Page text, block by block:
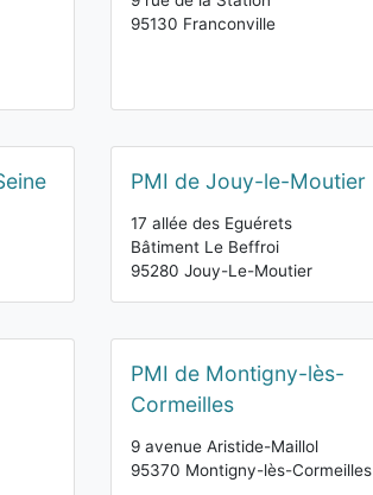
95130 Franconville
PMI de Jouy-le-Moutier
17 allée des Eguérets
Bâtiment Le Beffroi
95280 Jouy-Le-Moutier
PMI de Montigny-lès-
Cormeilles
9 avenue Aristide-Maillol
95370 Montigny-lès-Cormeilles